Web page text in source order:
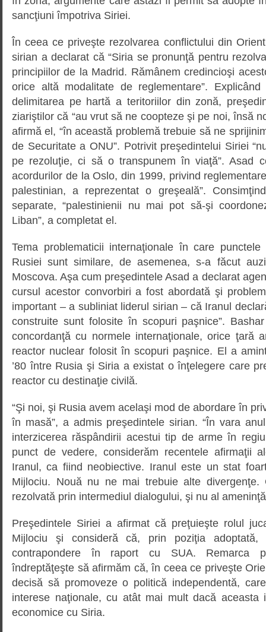
sancţiuni împotriva Siriei.
În ceea ce priveşte rezolvarea conflictului din
sirian a declarat că “Siria se pronunţă pentru
principiilor de la Madrid. Rămânem credincioşi
orice altă modalitate de reglementare”.
delimitarea pe hartă a teritoriilor din zonă,
ziariştilor că “au vrut să ne coopteze şi pe noi, însă
afirmă el, “în această problemă trebuie să ne
de Securitate a ONU”. Potrivit preşedintelui Siriei
pe rezoluţie, ci să o transpunem în viaţă”. Asad
acordurilor de la Oslo, din 1999, privind
palestinian, a reprezentat o greşeală”.
separate, “palestinienii nu mai pot să-şi
Liban”, a completat el.
Tema problematicii internaţionale în care
Rusiei sunt similare, de asemenea, s-a făcut
Moscova. Aşa cum preşedintele Asad a declarat
cursul acestor convorbiri a fost abordată şi
important – a subliniat liderul sirian – că Iranul
construite sunt folosite în scopuri paşnice”.
concordanţă cu normele internaţionale, orice ţară
reactor nuclear folosit în scopuri paşnice. El a
’80 între Rusia şi Siria a existat o înţelegere care
reactor cu destinaţie civilă.
“Şi noi, şi Rusia avem acelaşi mod de abordare în
în masă”, a admis preşedintele sirian. “În vara
interzicerea răspândirii acestui tip de arme în
punct de vedere, considerăm recentele afirmaţii
Iranul, ca fiind neobiective. Iranul este un stat
Mijlociu. Nouă nu ne mai trebuie alte divergenţe.
rezolvată prin intermediul dialogului, şi nu al
Preşedintele Siriei a afirmat că preţuieşte rolul
Mijlociu şi consideră că, prin poziţia adoptată,
contrapondere în raport cu SUA. Remarca
îndreptăţeşte să afirmăm că, în ceea ce priveşte
decisă să promoveze o politică independentă,
interese naţionale, cu atât mai mult dacă aceasta
economice cu Siria.